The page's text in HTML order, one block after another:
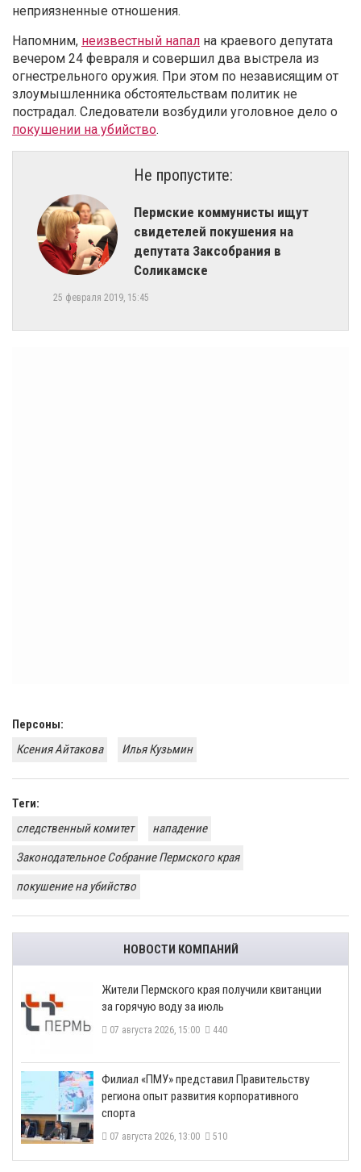
неприязненные отношения.
Напомним, неизвестный напал на краевого депутата
вечером 24 февраля и совершил два выстрела из
огнестрельного оружия. При этом по независящим от
злоумышленника обстоятельствам политик не
пострадал. Следователи возбудили уголовное дело о
покушении на убийство.
Не пропустите:
​Пермские коммунисты ищут
свидетелей покушения на
депутата Заксобрания в
Соликамске
25 февраля 2019, 15:45
Персоны:
Ксения Айтакова
Илья Кузьмин
Теги:
следственный комитет
нападение
Законодательное Собрание Пермского края
покушение на убийство
НОВОСТИ КОМПАНИЙ
​Жители Пермского края получили квитанции
за горячую воду за июль
07 августа 2026, 15:00 440
​Филиал «ПМУ» представил Правительству
региона опыт развития корпоративного
спорта
07 августа 2026, 13:00 510